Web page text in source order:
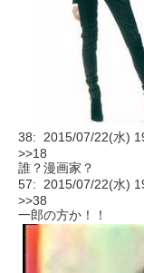
38: 2015/07/22(水)
>>18
誰？漫画家？
57: 2015/07/22(水)
>>38
一郎の方か！！